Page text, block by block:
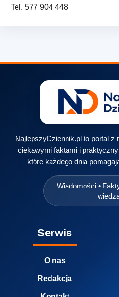
Tel. 577 904 448
NajlepszyDziennik.pl to portal z
ciekawymi faktami i
które każdego dnia
Wiadomości •
Serwis
O nas
Redakcja